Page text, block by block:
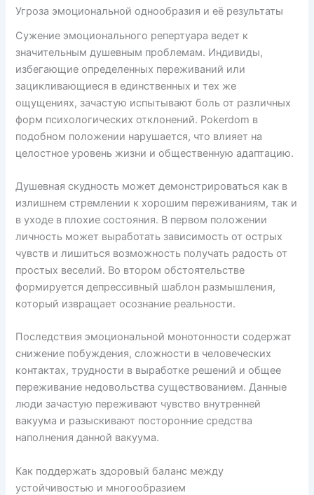
Угроза эмоциональной однообразия и её результаты
Сужение эмоционального репертуара ведет к
значительным душевным проблемам. Индивиды,
избегающие определенных переживаний или
зацикливающиеся в единственных и тех же
ощущениях, зачастую испытывают боль от различных
форм психологических отклонений. Pokerdom в
подобном положении нарушается, что влияет на
целостное уровень жизни и общественную адаптацию.
Душевная скудность может демонстрироваться как в
излишнем стремлении к хорошим переживаниям, так и
в уходе в плохие состояния. В первом положении
личность может выработать зависимость от острых
чувств и лишиться возможность получать радость от
простых веселий. Во втором обстоятельстве
формируется депрессивный шаблон размышления,
который извращает осознание реальности.
Последствия эмоциональной монотонности содержат
снижение побуждения, сложности в человеческих
контактах, трудности в выработке решений и общее
переживание недовольства существованием. Данные
люди зачастую переживают чувство внутренней
вакуума и разыскивают посторонние средства
наполнения данной вакуума.
Как поддержать здоровый баланс между
устойчивостью и многообразием